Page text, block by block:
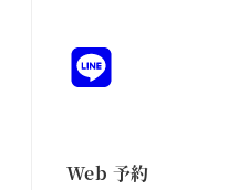
Web 予約